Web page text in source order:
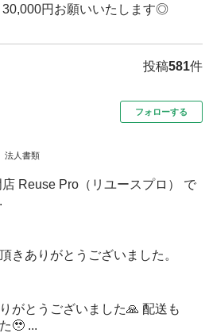
円お願いいたします◎
投稿581件
フォローする
法人書類
Reuse Pro（リユースプロ） で
きありがとうございました。
がとうございました🙏 配送も
🥹 ...